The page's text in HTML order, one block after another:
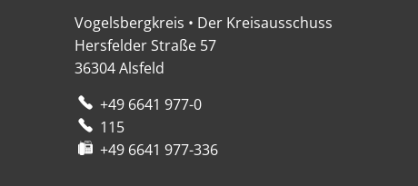
Vogelsbergkreis • Der Kreisausschuss
Hersfelder Straße 57
36304Alsfeld
+49 6641 977-0
115
+49 6641 977-336